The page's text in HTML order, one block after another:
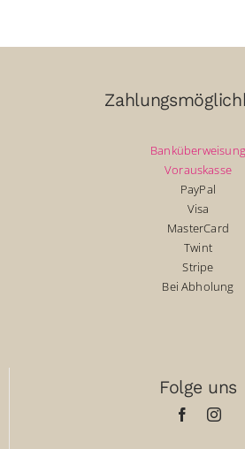
Banküberweisung
Vorauskasse
PayPal
Visa
MasterCard
Twint
Stripe
Bei Abholung
Folge uns